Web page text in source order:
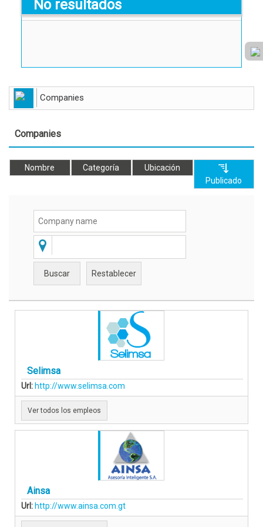
No resultados
Companies
Companies
Nombre Categoría
Ubicación
Publicado
Selimsa
Url: http://www.selimsa.com
Ver todos los empleos
Ainsa
Url: http://www.ainsa.com.gt